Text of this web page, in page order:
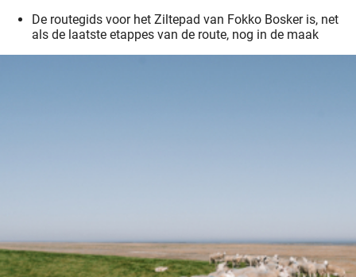
De routegids voor het Ziltepad van Fokko Bosker is, net
als de laatste etappes van de route, nog in de maak